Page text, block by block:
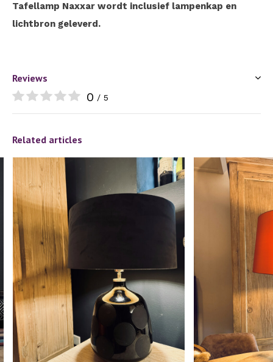
Tafellamp Naxxar wordt inclusief lampenkap en
lichtbron geleverd.
Reviews
0 / 5
Related articles